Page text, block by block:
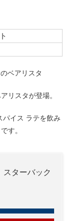
ベアリスタ
リスタが登場。
パイス ラテを飲み
す。
ターバック